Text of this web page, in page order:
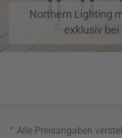
Northern Lighting
exklusiv
* Alle Preisangaben